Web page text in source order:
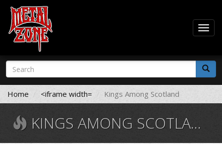
Skip
main
content
Search
form
Search
Home <iframe width= Kings Among Scotland
KINGS AMONG SCOTLAND